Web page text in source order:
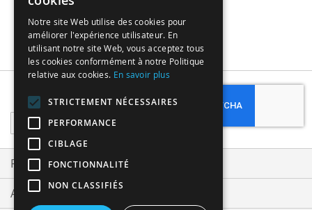
Sign
Up
for
Our
Newsletter:
Subscribe
Privacy and Cookie Policy
Advanced Search
Notre site Web utilise des cookies pour
améliorer l'expérience utilisateur. En
utilisant notre site Web, vous acceptez tous
les cookies conformément à notre Politique
relative aux cookies. En savoir plus
STRICTEMENT NÉCESSAIRES
PERFORMANCE
CIBLAGE
FONCTIONNALITÉ
NON CLASSIFIÉS